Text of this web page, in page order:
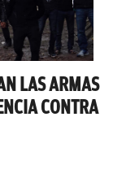
LAS ARMAS
CONTRA